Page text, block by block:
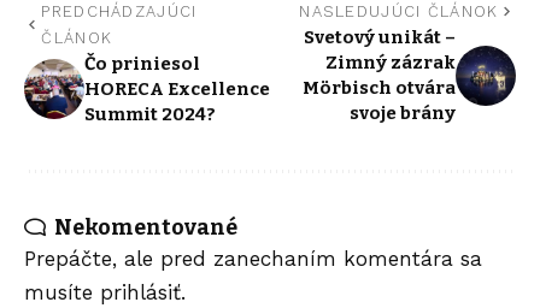
PREDCHÁDZAJÚCI
ČLÁNOK
Čo priniesol
HORECA Excellence
Summit 2024?
NASLEDUJÚCI ČLÁNOK
Svetový unikát –
Zimný zázrak
Mörbisch otvára
svoje brány
Nekomentované
Prepáčte, ale pred zanechaním komentára sa
musíte prihlásiť.